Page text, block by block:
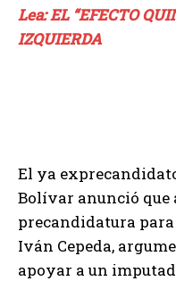
Lea: EL “EFECTO
IZQUIERDA
El ya
Bolívar anunció que
precandidatura
Iván Cepeda,
apoyar a un